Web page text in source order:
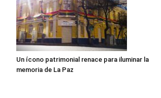
Un ícono patrimonial renace para iluminar la
memoria de La Paz